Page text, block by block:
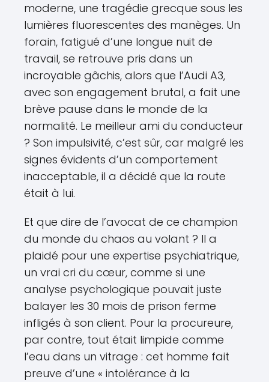
moderne, une tragédie grecque sous les
lumières fluorescentes des manèges. Un
forain, fatigué d’une longue nuit de
travail, se retrouve pris dans un
incroyable gâchis, alors que l’Audi A3,
avec son engagement brutal, a fait une
brève pause dans le monde de la
normalité. Le meilleur ami du conducteur
? Son impulsivité, c’est sûr, car malgré les
signes évidents d’un comportement
inacceptable, il a décidé que la route
était à lui.
Et que dire de l’avocat de ce champion
du monde du chaos au volant ? Il a
plaidé pour une expertise psychiatrique,
un vrai cri du cœur, comme si une
analyse psychologique pouvait juste
balayer les 30 mois de prison ferme
infligés à son client. Pour la procureure,
par contre, tout était limpide comme
l’eau dans un vitrage : cet homme fait
preuve d’une « intolérance à la